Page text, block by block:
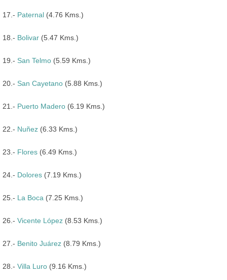
17.- Paternal (4.76 Kms.)
18.- Bolivar (5.47 Kms.)
19.- San Telmo (5.59 Kms.)
20.- San Cayetano (5.88 Kms.)
21.- Puerto Madero (6.19 Kms.)
22.- Nuñez (6.33 Kms.)
23.- Flores (6.49 Kms.)
24.- Dolores (7.19 Kms.)
25.- La Boca (7.25 Kms.)
26.- Vicente López (8.53 Kms.)
27.- Benito Juárez (8.79 Kms.)
28.- Villa Luro (9.16 Kms.)